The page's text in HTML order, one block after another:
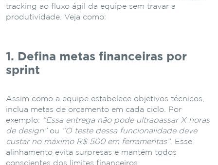
tracking ao fluxo ágil da equipe sem travar a
produtividade. Veja como:
1. Defina metas financeiras por
sprint
Assim como a equipe estabelece objetivos técnicos,
inclua metas de orçamento em cada ciclo. Por
exemplo: “Essa entrega não pode ultrapassar X horas
de design”ou “O teste dessa funcionalidade deve
custar no máximo R$ 500 em ferramentas”. Esse
alinhamento evita surpresas e mantém todos
conscientes dos limites financeiros.